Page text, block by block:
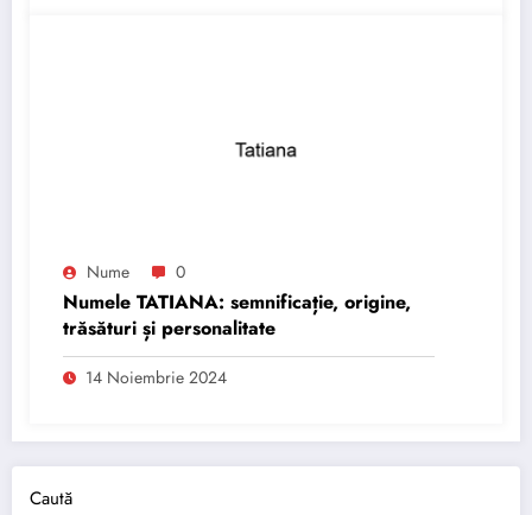
Nume 0
Numele TATIANA: semnificație, origine,
trăsături și personalitate
14 Noiembrie 2024
Caută